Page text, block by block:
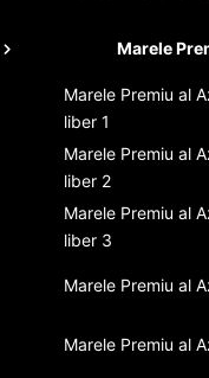
Marele
Marele Premiu al
liber 1
Marele Premiu al
liber 2
Marele Premiu al
liber 3
Marele Premiu al
Marele Premiu al